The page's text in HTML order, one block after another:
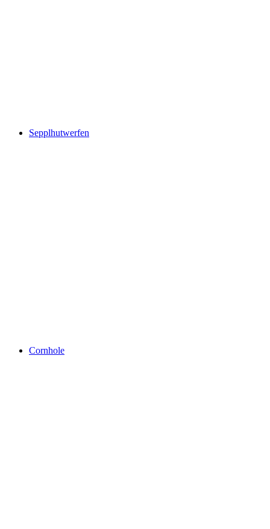
Sepplhutwerfen
Cornhole